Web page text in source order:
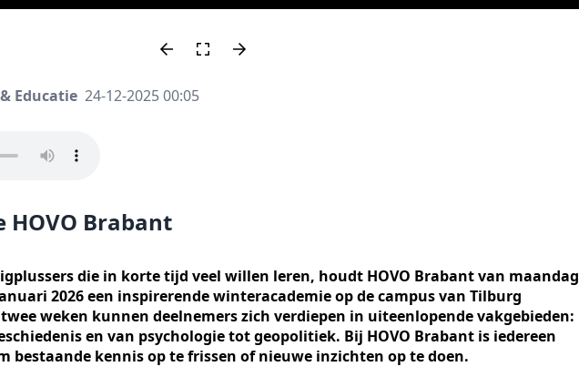
Educatie 24-12-2025 00:05
Brabant
die in korte tijd veel willen leren, houdt HOVO Brabant van maandag
2026 een inspirerende winteracademie op de campus van Tilburg
weken kunnen deelnemers zich verdiepen in uiteenlopende vakgebieden:
en van psychologie tot geopolitiek. Bij HOVO Brabant is iedereen
bestaande kennis op te frissen of nieuwe inzichten op te doen.